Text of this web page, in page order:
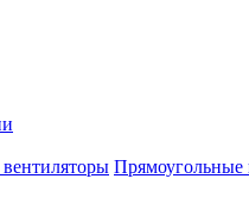
Прямоугольные